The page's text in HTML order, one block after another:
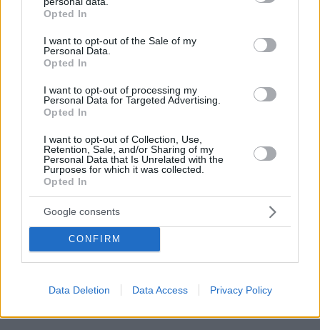
grant or deny consent to Google and its third-party tags to
use your data for below specified purposes in below Google
consent section.
Opted In
I want to opt-out of the Sale of my
Personal Data.
Opted In
I want to opt-out of processing my
Personal Data for Targeted Advertising.
Opted In
I want to opt-out of Collection, Use,
Retention, Sale, and/or Sharing of my
Personal Data that Is Unrelated with the
Purposes for which it was collected.
Opted In
Google consents
CONFIRM
Data Deletion Data Access Privacy Policy
09.08.2026, 08:33
Η Βαλέρια Χοψονίδου βάφτισε τον γιο
της στη Βουλιαγμένη, δείτε
φωτογραφίες
09.08.2026, 09:44 8
Νεαρός Παλαιστίνιος κλείδωσε
ανήλικη στο σπίτι του στα Χανιά, την
έσωσαν οι φωνές της
09.08.2026, 10:38 82